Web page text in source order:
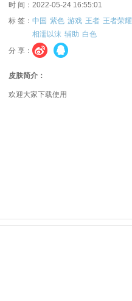
时 间：2022-05-24 16:55:01
标 签： 中国 紫色 游戏 王者 王者荣耀
相濡以沫 辅助 白色
分 享：
皮肤简介：
欢迎大家下载使用